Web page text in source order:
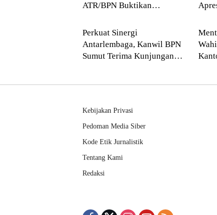
ATR/BPN Buktikan
Layanan Pertanahan
Perkuat Sinergi
Antarlembaga, Kanwil BPN
Sumut Terima Kunjungan
Blog
Kebijakan Privasi
Pedoman Media Siber
Kode Etik Jurnalistik
Tentang Kami
Redaksi